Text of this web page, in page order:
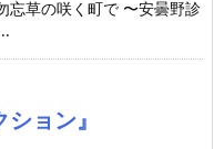
忘草の咲く町で 〜安曇野診
ョン』